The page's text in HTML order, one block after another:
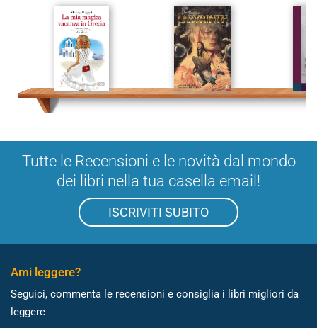
Tutte le Recensioni e le novità dal mondo
dei libri nella tua casella email!
ISCRIVITI SUBITO
Ami leggere?
Seguici, commenta le recensioni e consiglia i libri migliori da
leggere